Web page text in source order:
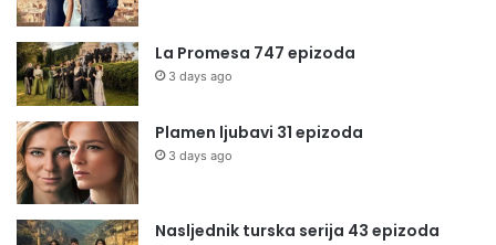
La Promesa 747 epizoda
3 days ago
Plamen ljubavi 31 epizoda
3 days ago
Nasljednik turska serija 43 epizoda